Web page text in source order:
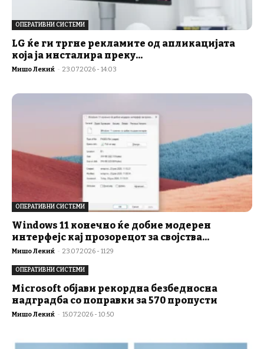
ОПЕРАТИВНИ СИСТЕМИ
LG ќе ги тргне рекламите од апликацијата
која ја инсталира преку...
Мишо Лекиќ - 23.07.2026 - 14:03
ОПЕРАТИВНИ СИСТЕМИ
Windows 11 конечно ќе добие модерен
интерфејс кај прозорецот за својства...
Мишо Лекиќ - 23.07.2026 - 11:29
ОПЕРАТИВНИ СИСТЕМИ
Microsoft објави рекордна безбедносна
надградба со поправки за 570 пропусти
Мишо Лекиќ - 15.07.2026 - 10:50